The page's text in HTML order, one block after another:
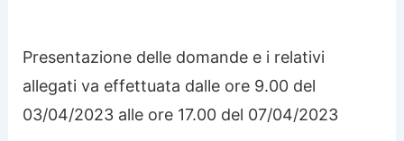
Presentazione delle domande e i relativi
allegati va effettuata dalle ore 9.00 del
03/04/2023 alle ore 17.00 del 07/04/2023